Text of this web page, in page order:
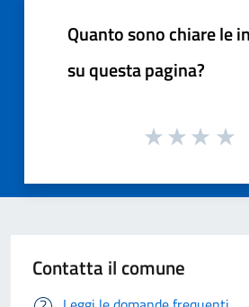
Quanto sono chiare le
su questa pagina?
Contatta il comune